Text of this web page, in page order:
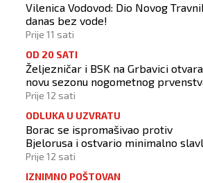
Vilenica Vodovod: Dio Novog
danas bez vode!
Prije 11 sati
OD 20 SATI
Željezničar i BSK na Grbavici
novu sezonu nogometnog
BiH
Prije 12 sati
ODLUKA U UZVRATU
Borac se ispromašivao protiv
Bjelorusa i ostvario minimalno
Prije 12 sati
IZNIMNO POŠTOVAN